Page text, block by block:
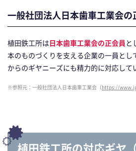
一般社団法人日本歯車工業会の
植田鉄工所は日本歯車工業会の正会員と
本のものづくりを支える企業の一員とし
からのギヤニーズにも精力的に対応して
※参照元：一般社団法人日本歯車工業会（https://
植田鉄工所の対応ギヤ（